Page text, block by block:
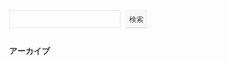
検索
アーカイブ